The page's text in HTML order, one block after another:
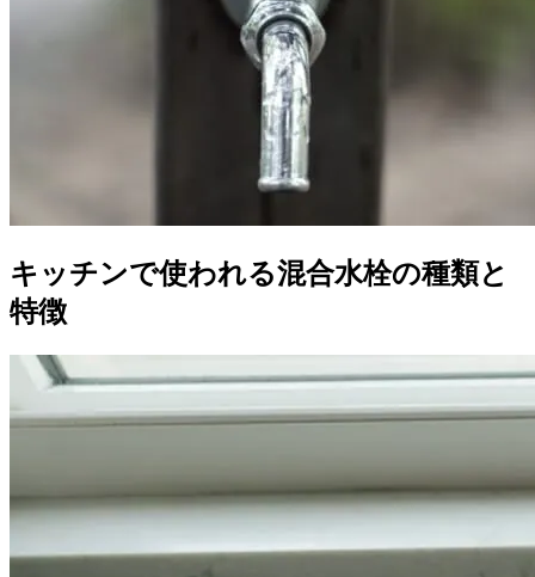
キッチンで使われる混合水栓の種類と
特徴